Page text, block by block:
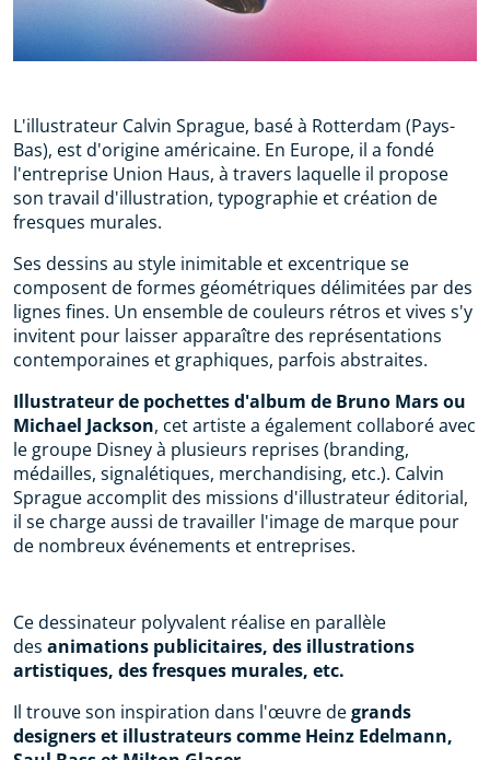
L'illustrateur Calvin Sprague, basé à Rotterdam (Pays-
Bas), est d'origine américaine. En Europe, il a fondé
l'entreprise Union Haus, à travers laquelle il propose
son travail d'illustration, typographie et création de
fresques murales.
Ses dessins au style inimitable et excentrique se
composent de formes géométriques délimitées par des
lignes fines. Un ensemble de couleurs rétros et vives s'y
invitent pour laisser apparaître des représentations
contemporaines et graphiques, parfois abstraites.
Illustrateur de pochettes d'album de Bruno Mars ou
Michael Jackson, cet artiste a également collaboré avec
le groupe Disney à plusieurs reprises (branding,
médailles, signalétiques, merchandising, etc.). Calvin
Sprague accomplit des missions d'illustrateur éditorial,
il se charge aussi de travailler l'image de marque pour
de nombreux événements et entreprises.
Ce dessinateur polyvalent réalise en parallèle
des animations publicitaires, des illustrations
artistiques, des fresques murales, etc.
Il trouve son inspiration dans l'œuvre degrands
designers et illustrateurs comme Heinz Edelmann,